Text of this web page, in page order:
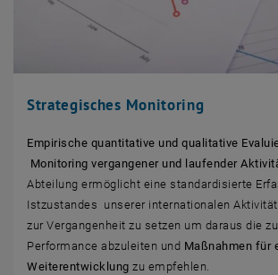
Strategisches Monitoring
Empirische quantitative und qualitative
Monitoring vergangener und laufender
Abteilung ermöglicht eine standardisierte
Istzustandes unserer internationalen
zur Vergangenheit zu setzen um daraus die
Performance abzuleiten und Maßnahmen für
Weiterentwicklungzu empfehlen.